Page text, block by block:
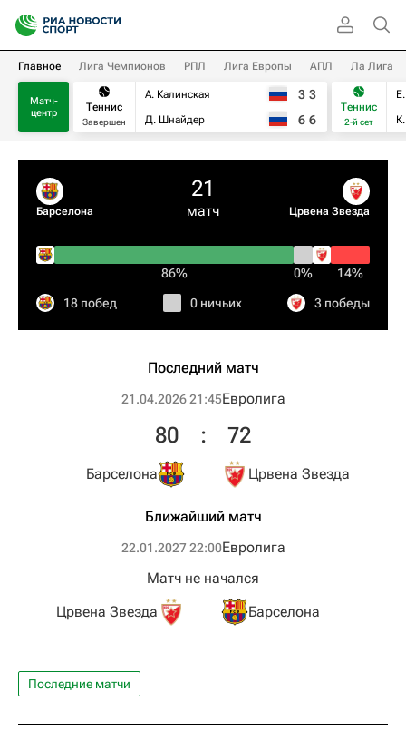
Главное Лига Чемпионов РПЛ Лига Европы АПЛ Ла Лига
Матч-
центр
Теннис
Завершен
А. Калинская
Д. Шнайдер
3 3
6 6
Теннис
2-й сет
Барселона
21
матч Црвена Звезда
86% 0% 14%
18 побед 0 ничьих 3 победы
Последний матч
21.04.2026 21:45Евролига
Барселона
80 : 72
Црвена Звезда
Ближайший матч
22.01.2027 22:00Евролига
Црвена Звезда
Матч не начался
Барселона
Последние матчи